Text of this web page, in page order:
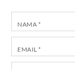
NAMA *
EMAIL *